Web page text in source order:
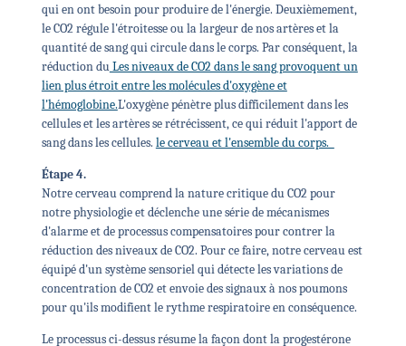
qui en ont besoin pour produire de l'énergie. Deuxièmement,
le CO2 régule l'étroitesse ou la largeur de nos artères et la
quantité de sang qui circule dans le corps. Par conséquent, la
réduction duLes niveaux de CO2 dans le sang provoquent un
lien plus étroit entre les molécules d'oxygène et
l'hémoglobine.L'oxygène pénètre plus difficilement dans les
cellules et les artères se rétrécissent, ce qui réduit l'apport de
sang dans les cellules. le cerveau et l'ensemble du corps.
Étape 4.
Notre cerveau comprend la nature critique du CO2 pour
notre physiologie et déclenche une série de mécanismes
d'alarme et de processus compensatoires pour contrer la
réduction des niveaux de CO2. Pour ce faire, notre cerveau est
équipé d'un système sensoriel qui détecte les variations de
concentration de CO2 et envoie des signaux à nos poumons
pour qu'ils modifient le rythme respiratoire en conséquence.
Le processus ci-dessus résume la façon dont la progestérone